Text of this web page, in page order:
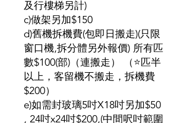
及行樓梯另計)
c)做架另加$150
d)舊機拆機費(包即日搬走)(只限
窗口機,拆分體另外報價) 所有匹
數$100(部)（連搬走） （⭐匹半
以上，客留機不搬走，拆機費
$200）
e)如需封玻璃5吋X18吋另加$50
, 24吋x24吋$200,(中間呎吋範圍